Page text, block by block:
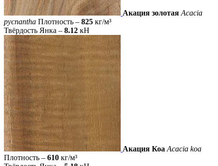
Акация золотая Acacia
pycnantha Плотность – 825 кг/м³
Твёрдость Янка – 8.12 кН
Акация Коа Acacia koa
Плотность – 610 кг/м³